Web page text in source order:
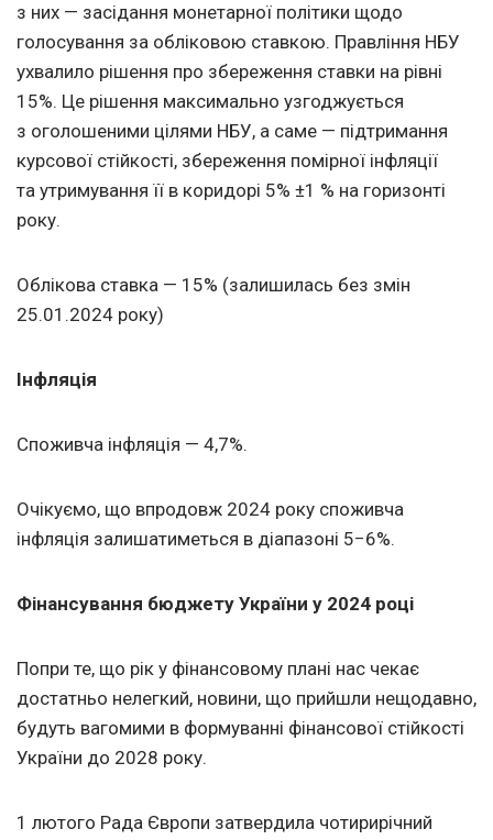
з них — засідання монетарної політики щодо
голосування за обліковою ставкою. Правління НБУ
ухвалило рішення про збереження ставки на рівні
15%. Це рішення максимально узгоджується
з оголошеними цілями НБУ, а саме — підтримання
курсової стійкості, збереження помірної інфляції
та утримування її в коридорі 5% ±1 % на горизонті
року.
Облікова ставка — 15% (залишилась без змін
25.01.2024 року)
Інфляція
Споживча інфляція — 4,7%.
Очікуємо, що впродовж 2024 року споживча
інфляція залишатиметься в діапазоні 5−6%.
Фінансування бюджету України у 2024 році
Попри те, що рік у фінансовому плані нас чекає
достатньо нелегкий, новини, що прийшли нещодавно,
будуть вагомими в формуванні фінансової стійкості
України до 2028 року.
1 лютого Рада Європи затвердила чотирирічний